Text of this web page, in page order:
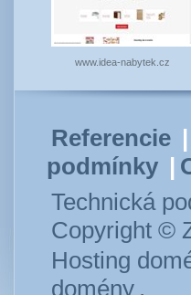
www.idea-nabytek.cz
Referencie |
podmínky |
Technická
Copyright ©
Hosting
domény .